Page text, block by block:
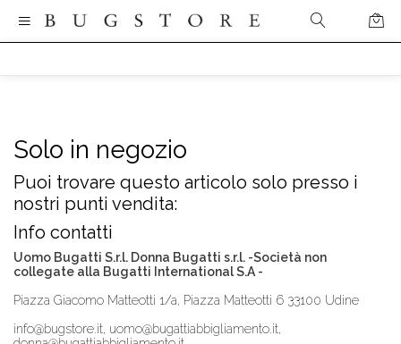
Solo in negozio
Puoi trovare questo articolo solo presso i
nostri punti vendita:
Info contatti
Uomo Bugatti S.r.l. Donna Bugatti s.r.l. -Società non
collegate alla Bugatti International S.A -
Piazza Giacomo Matteotti 1/a, Piazza Matteotti 6 33100 Udine
info@bugstore.it, uomo@bugattiabbigliamento.it,